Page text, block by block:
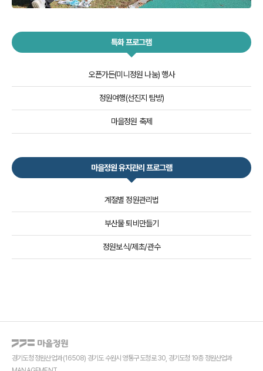
특화 프로그램
오픈가든(미니정원 나눔) 행사
정원여행(선진지 탐방)
마을정원 축제
마을정원 유지관리 프로그램
계절별 정원관리법
부산물 퇴비만들기
정원보식/제초/관수
경기도청 정원산업과 (16508) 경기도 수원시 영통구 도청로 30, 경기도청 19층 정원산업과